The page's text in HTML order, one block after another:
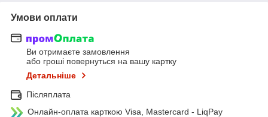
Умови оплати
Ви отримаєте замовлення
або гроші повернуться на вашу картку
Детальніше
Післяплата
Онлайн-оплата карткою Visa, Mastercard - LiqPay